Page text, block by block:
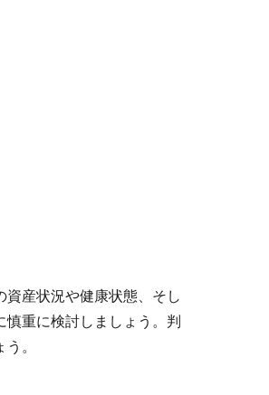
資産状況や健康状態、そし
重に検討しましょう。判
。